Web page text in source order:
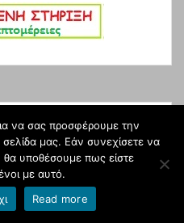
Μαθητών
να σας προσφέρουμε την
μας. Εάν συνεχίσετε να
θα υποθέσουμε πως είστε
με αυτό.
Read more